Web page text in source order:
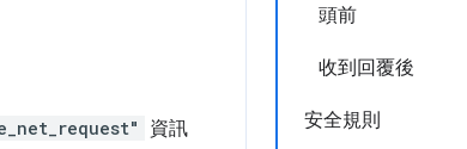
頭前
收到回覆後
安全規則
資訊